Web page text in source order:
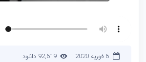
6 فوریه 2020 92,619 دانلود